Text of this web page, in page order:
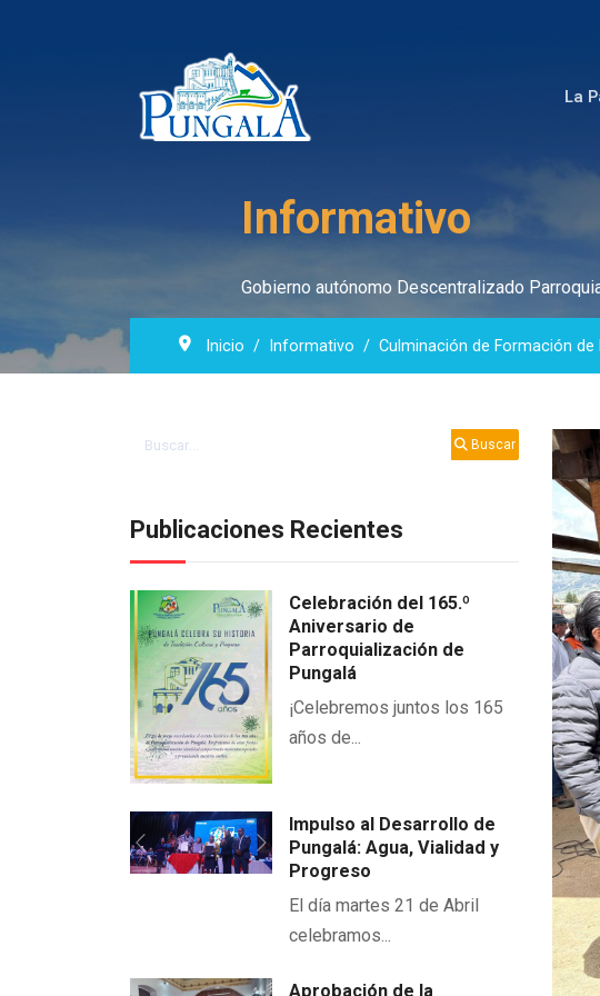
La
Informativo
Gobierno autónomo Descentralizado
Inicio Informativo Culminación de Formación
Buscar Buscar
Publicaciones Recientes
Celebración del 165.º
Aniversario de
Parroquialización de
Pungalá
¡Celebremos juntos los 165
años de...
Previous Next
Impulso al Desarrollo de
Pungalá: Agua, Vialidad y
Progreso
El día martes 21 de Abril
celebramos...
Aprobación de la